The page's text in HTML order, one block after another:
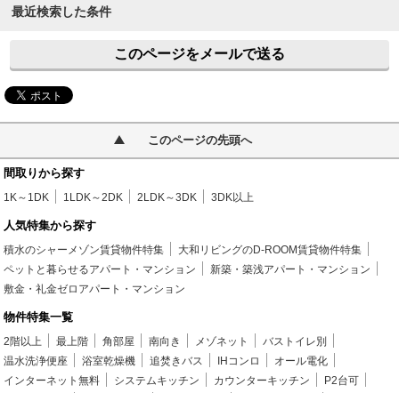
最近検索した条件
このページをメールで送る
このページの先頭へ
間取りから探す
1K～1DK 1LDK～2DK 2LDK～3DK 3DK以上
人気特集から探す
積水のシャーメゾン賃貸物件特集
大和リビングのD-ROOM賃貸物件特集
ペットと暮らせるアパート・マンション
新築・築浅アパート・マンション
敷金・礼金ゼロアパート・マンション
物件特集一覧
2階以上 最上階 角部屋 南向き メゾネット
バストイレ別
温水洗浄便座
浴室乾燥機 追焚きバス IHコンロ
オール電化
インターネット無料
システムキッチン カウンターキッチン
P2台可